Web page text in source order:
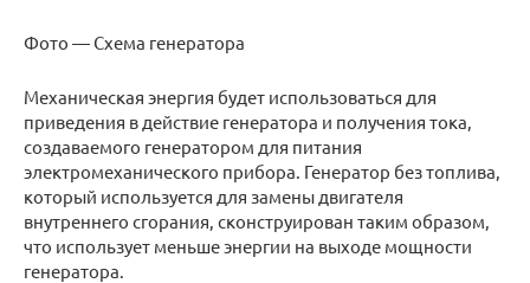
Фото — Схема генератора
Механическая энергия будет использоваться для
приведения в действие генератора и получения тока,
создаваемого генератором для питания
электромеханического прибора. Генератор без топлива,
который используется для замены двигателя
внутреннего сгорания, сконструирован таким образом,
что использует меньше энергии на выходе мощности
генератора.